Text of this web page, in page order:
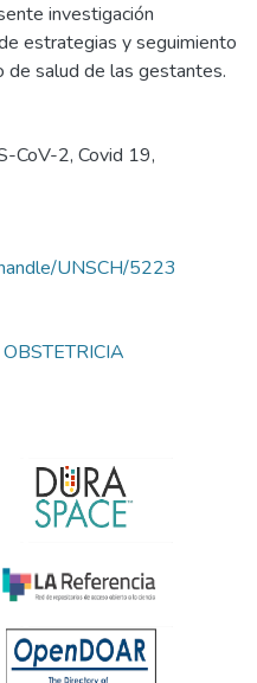
investigación
estrategias y seguimiento
de salud de las gestantes.
CoV-2, Covid 19,
UNSCH/5223